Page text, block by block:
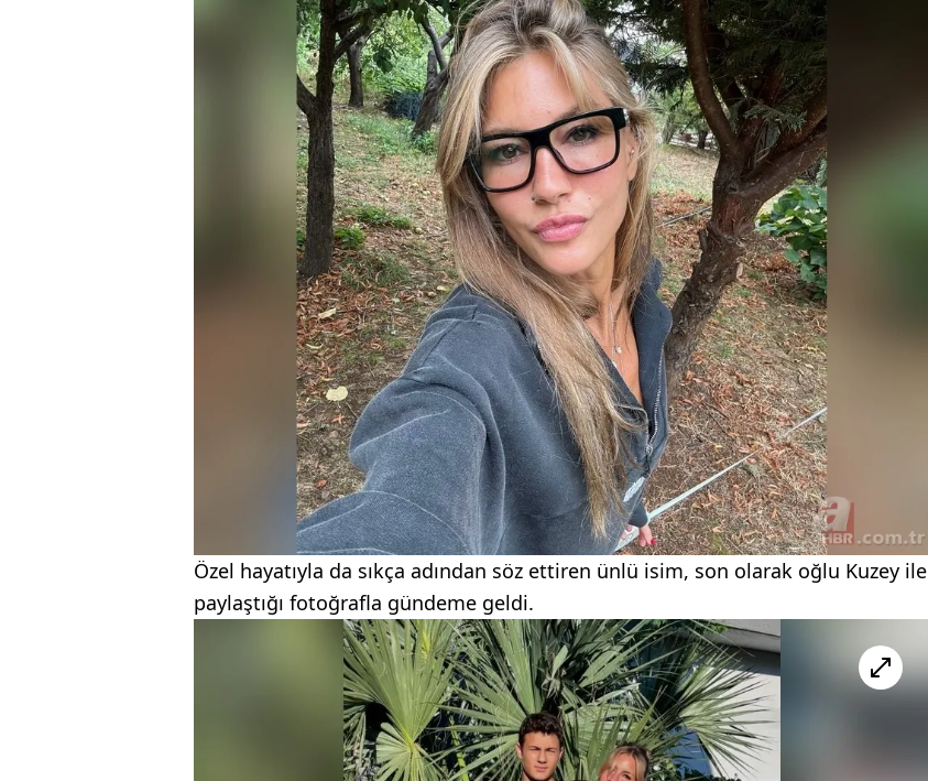
Özel hayatıyla da sıkça adından söz ettiren ünlü isim, son olarak oğlu Kuzey ile
paylaştığı fotoğrafla gündeme geldi.